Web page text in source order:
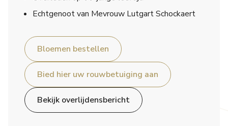
Echtgenoot van Mevrouw Lutgart Schockaert
Bloemen bestellen
Bied hier uw rouwbetuiging aan
Bekijk overlijdensbericht